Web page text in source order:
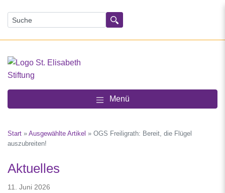
Suchen
Menü
Start » Ausgewählte Artikel » OGS Freiligrath: Bereit, die Flügel
auszubreiten!
Aktuelles
11. Juni 2026